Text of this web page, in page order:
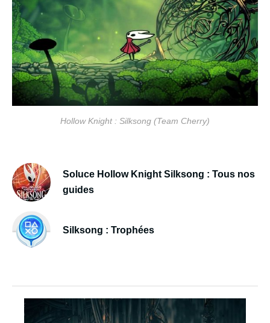
Hollow Knight : Silksong (Team Cherry)
Soluce Hollow Knight Silksong : Tous nos
guides
Silksong : Trophées